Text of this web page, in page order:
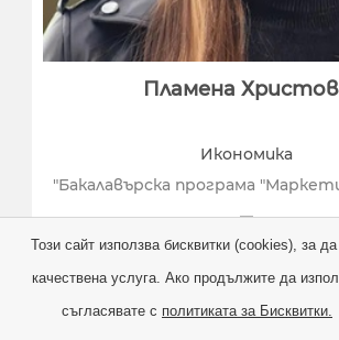
Пламена
Икономика
"Бакалавърска програма
Social Performance
Този сайт използва бисквитки (cookies), за
качествена услуга. Ако продължите да
съгласявате с политиката за Бисквитки.